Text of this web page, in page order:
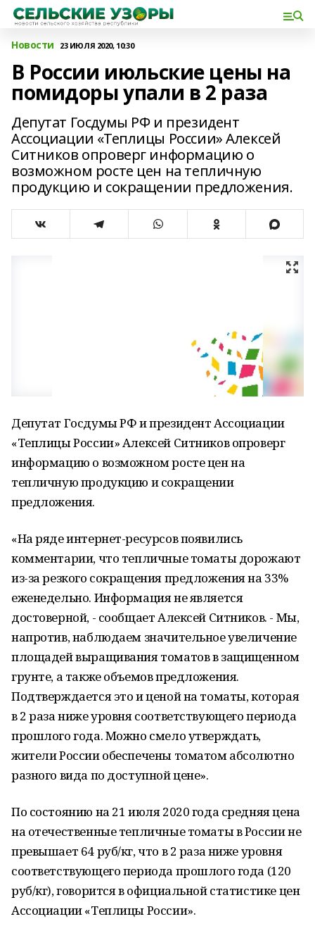
Новости 23 ИЮЛЯ 2020, 10:30
В России июльские цены на
помидоры упали в 2 раза
Депутат Госдумы РФ и президент
Ассоциации «Теплицы России» Алексей
Ситников опроверг информацию о
возможном росте цен на тепличную
продукцию и сокращении предложения.
Депутат Госдумы РФ и президент Ассоциации
«Теплицы России» Алексей Ситников опроверг
информацию о возможном росте цен на
тепличную продукцию и сокращении
предложения.
«На ряде интернет-ресурсов появились
комментарии, что тепличные томаты дорожают
из-за резкого сокращения предложения на 33%
еженедельно. Информация не является
достоверной, - сообщает Алексей Ситников. - Мы,
напротив, наблюдаем значительное увеличение
площадей выращивания томатов в защищенном
грунте, а также объемов предложения.
Подтверждается это и ценой на томаты, которая
в 2 раза ниже уровня соответствующего периода
прошлого года. Можно смело утверждать,
жители России обеспечены томатом абсолютно
разного вида по доступной цене».
По состоянию на 21 июля 2020 года средняя цена
на отечественные тепличные томаты в России не
превышает 64 руб/кг, что в 2 раза ниже уровня
соответствующего периода прошлого года (120
руб/кг), говорится в официальной статистике цен
Ассоциации «Теплицы России».